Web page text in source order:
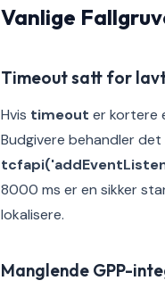
Vanlige
Timeout satt for
Hvis timeout er kortere
Budgivere behandler
8000 ms er en sikker
lokalisere.
Manglende GPP-